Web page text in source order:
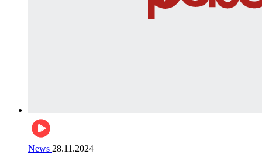
News 28.11.2024